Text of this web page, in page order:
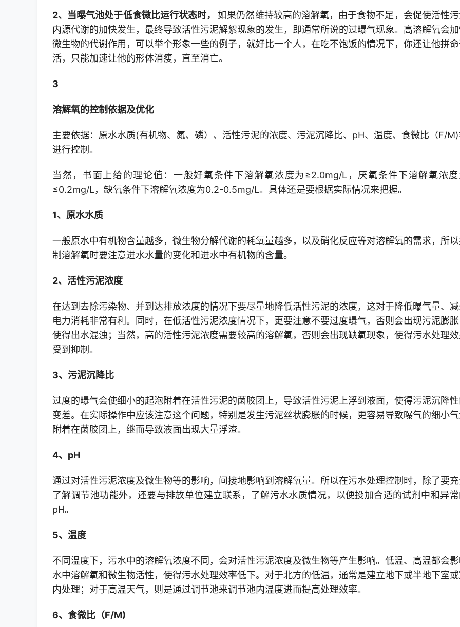
2、当曝气池处于低食微比运行状态时，如果仍然维持较高的溶解氧，由于食物不足，会促使活性
内源代谢的加快发生，最终导致活性污泥解絮现象的发生，即通常所说的过曝气现象。高溶解氧会
微生物的代谢作用，可以举个形象一些的例子，就好比一个人，在吃不饱饭的情况下，你还让他拼
活，只能加速让他的形体消瘦，直至消亡。
3
溶解氧的控制依据及优化
主要依据：原水水质(有机物、氮、磷）、活性污泥的浓度、污泥沉降比、pH、温度、食微比（F/
进行控制。
当然，书面上给的理论值：一般好氧条件下溶解氧浓度为≥2.0mg/L，厌氧条件下溶解氧浓度
≤0.2mg/L，缺氧条件下溶解氧浓度为0.2-0.5mg/L。具体还是要根据实际情况来把握。
1、原水水质
一般原水中有机物含量越多，微生物分解代谢的耗氧量越多，以及硝化反应等对溶解氧的需求，所
制溶解氧时要注意进水水量的变化和进水中有机物的含量。
2、活性污泥浓度
在达到去除污染物、并到达排放浓度的情况下要尽量地降低活性污泥的浓度，这对于降低曝气量、
电力消耗非常有利。同时，在低活性污泥浓度情况下，更要注意不要过度曝气，否则会出现污泥膨胀
使得出水混浊；当然，高的活性污泥浓度需要较高的溶解氧，否则会出现缺氧现象，使得污水处理
受到抑制。
3、污泥沉降比
过度的曝气会使细小的起泡附着在活性污泥的菌胶团上，导致活性污泥上浮到液面，使得污泥沉降
变差。在实际操作中应该注意这个问题，特别是发生污泥丝状膨胀的时候，更容易导致曝气的细小
附着在菌胶团上，继而导致液面出现大量浮渣。
4、pH
通过对活性污泥浓度及微生物等的影响，间接地影响到溶解氧量。所以在污水处理控制时，除了要
了解调节池功能外，还要与排放单位建立联系，了解污水水质情况，以便投加合适的试剂中和异
pH。
5、温度
不同温度下，污水中的溶解氧浓度不同，会对活性污泥浓度及微生物等产生影响。低温、高温都会
水中溶解氧和微生物活性，使得污水处理效率低下。对于北方的低温，通常是建立地下或半地下室
内处理；对于高温天气，则是通过调节池来调节池内温度进而提高处理效率。
6、食微比（F/M)